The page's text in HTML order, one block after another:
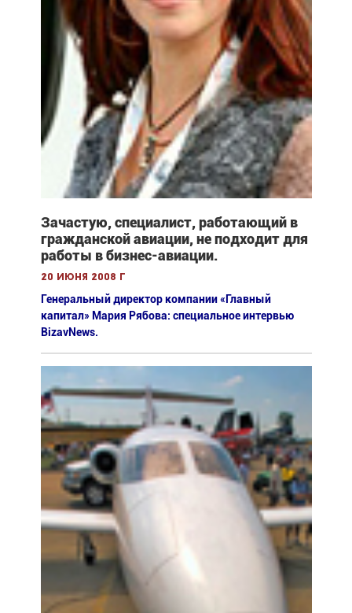
Зачастую, специалист, работающий в
гражданской авиации, не подходит для
работы в бизнес-авиации.
20 июня 2008 г
Генеральный директор компании «Главный
капитал» Мария Рябова: специальное интервью
BizavNews.